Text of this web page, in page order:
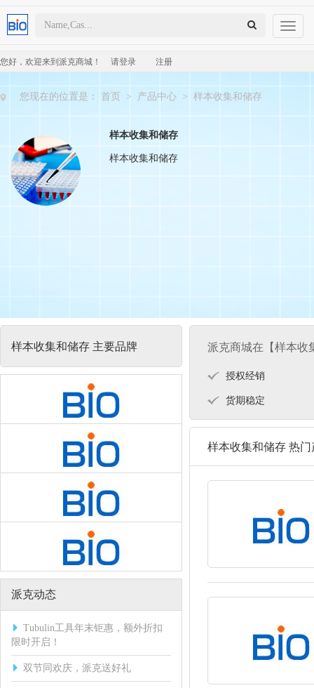
您好，欢迎来到派克商城！ 请登录 注册
Toggle
您现在的位置是： 首页 > 产品中心 > 样本收集和储存
样本收集和储存
样本收集和储存
样本收集和储存 主要品牌
派克动态
Tubulin工具年末钜惠，额外折扣
限时开启！
双节同欢庆，派克送好礼
派克商城在【样本收
授权经销
货期稳定
样本收集和储存 热门